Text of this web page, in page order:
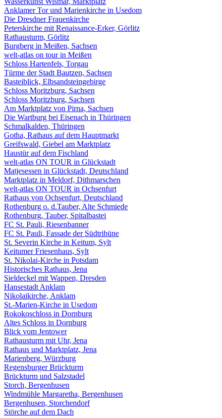
Anklamer Tor und Marienkirche in Usedom
Die Dresdner Frauenkirche
Peterskirche mit Renaissance-Erker, Görlitz
Rathausturm, Görlitz
Burgberg in Meißen, Sachsen
welt-atlas on tour in Meißen
Schloss Hartenfels, Torgau
Türme der Stadt Bautzen, Sachsen
Basteiblick, Elbsandsteingebirge
Schloss Moritzburg, Sachsen
Schloss Moritzburg, Sachsen
Am Marktplatz von Pirna, Sachsen
Die Wartburg bei Eisenach in Thüringen
Schmalkalden, Thüringen
Gotha, Rathaus auf dem Hauptmarkt
Greifswald, Giebel am Marktplatz
Haustür auf dem Fischland
welt-atlas ON TOUR in Glückstadt
Matjesessen in Glückstadt, Deutschland
Marktplatz in Meldorf, Dithmarschen
welt-atlas ON TOUR in Ochsenfurt
Rathaus von Ochsenfurt, Deutschland
Rothenburg o. d.Tauber, Alte Schmiede
Rothenburg, Tauber, Spitalbastei
FC St. Pauli, Riesenbanner
FC St. Pauli, Fassade der Südtribüne
St. Severin Kirche in Keitum, Sylt
Keitumer Friesenhaus, Sylt
St. Nikolai-Kirche in Potsdam
Historisches Rathaus, Jena
Sieldeckel mit Wappen, Dresden
Hansestadt Anklam
Nikolaikirche, Anklam
St.-Marien-Kirche in Usedom
Rokokoschloss in Dornburg
Altes Schloss in Dornburg
Blick vom Jentower
Rathausturm mit Uhr, Jena
Rathaus und Marktplatz, Jena
Marienberg, Würzburg
Regensburger Brückturm
Brückturm und Salzstadel
Storch, Bergenhusen
Windmühle Margaretha, Bergenhusen
Bergenhusen, Storchendorf
Störche auf dem Dach